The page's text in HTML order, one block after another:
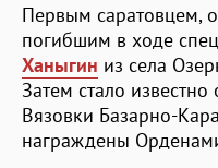
Первым саратовцем,
погибшим в ходе
Ханыгин из села
Затем стало известно
Вязовки Базарно-
награждены